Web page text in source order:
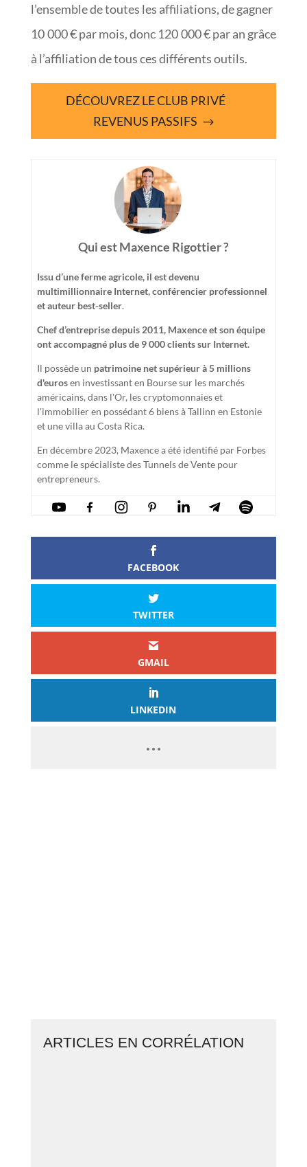
l’ensemble de toutes les affiliations, de gagner
10 000 € par mois, donc 120 000 € par an grâce
à l’affiliation de tous ces différents outils.
DÉCOUVREZ LE CLUB PRIVÉ
REVENUS PASSIFS
Qui est Maxence Rigottier ?
Issu d’une ferme agricole, il est devenu
multimillionnaire Internet, conférencier professionnel
et auteur best-seller.
Chef d’entreprise depuis 2011, Maxence et son équipe
ont accompagné plus de 9 000 clients sur Internet.
Il possède un patrimoine net supérieur à 5 millions
d'eurosen investissant en Bourse sur les marchés
américains, dans l'Or, les cryptomonnaies et
l'immobilier en possédant 6 biens à Tallinn en Estonie
et une villa au Costa Rica.
En décembre 2023, Maxence a été identifié par Forbes
comme le spécialiste des Tunnels de Vente pour
entrepreneurs.
FACEBOOK
TWITTER
GMAIL
LINKEDIN
ARTICLES EN CORRÉLATION